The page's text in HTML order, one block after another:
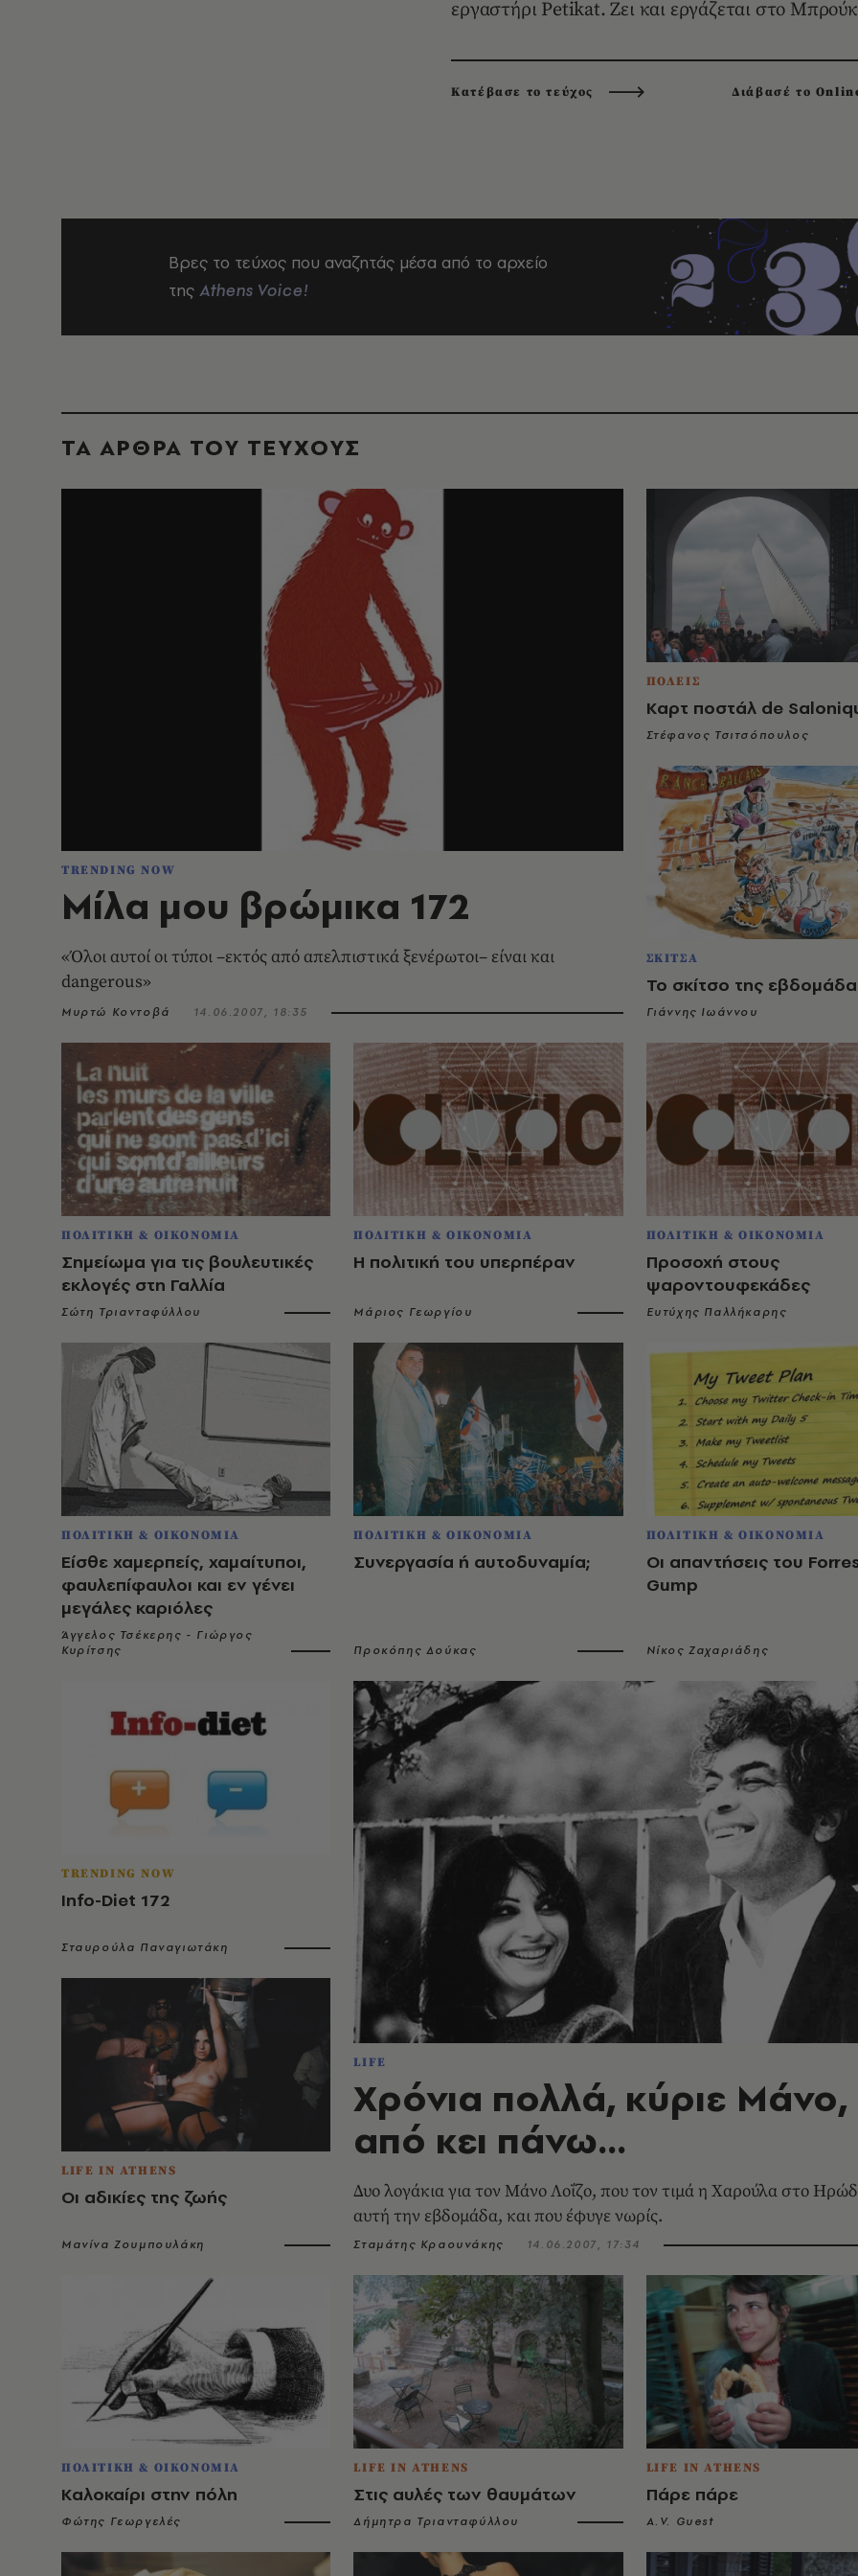
εργαστήρι Petikat. Zει και εργάζεται στο
Κατέβασε το τεύχος Διάβασέ το
Βρες το τεύχος που αναζητάς μέσα από το αρχείο
της Athens Voice!
ΤΑ ΑΡΘΡΑ ΤΟΥ ΤΕΥΧΟΥΣ
TRENDING NOW
Μίλα μου βρώμικα 172
«Όλοι αυτοί οι τύποι –εκτός από απελπιστικά ξενέρωτοι– είναι και
dangerous»
Μυρτώ Κοντοβά 14.06.2007, 18:35
ΠΟΛΕΙΣ
Kαρτ ποστάλ de
Στέφανος Τσιτσόπουλος
ΣΚΙΤΣΑ
Το σκίτσο της
Γιάννης Ιωάννου
ΠΟΛΙΤΙΚΗ & ΟΙΚΟΝΟΜΙΑ
Σημείωμα για τις βουλευτικές
εκλογές στη Γαλλία
Σώτη Τριανταφύλλου
ΠΟΛΙΤΙΚΗ & ΟΙΚΟΝΟΜΙΑ
H πολιτική του υπερπέραν
Μάριος Γεωργίου
ΠΟΛΙΤΙΚΗ & ΟΙΚΟΝΟΜΙΑ
Προσοχή στους
ψαροντουφεκάδες
Ευτύχης Παλλήκαρης
ΠΟΛΙΤΙΚΗ & ΟΙΚΟΝΟΜΙΑ
Eίσθε χαμερπείς, χαμαίτυποι,
φαυλεπίφαυλοι και εν γένει
μεγάλες καριόλες
Άγγελος Τσέκερης - Γιώργος
Κυρίτσης
ΠΟΛΙΤΙΚΗ & ΟΙΚΟΝΟΜΙΑ
Συνεργασία ή αυτοδυναμία;
Προκόπης Δούκας
ΠΟΛΙΤΙΚΗ & ΟΙΚΟΝΟΜΙΑ
Oι απαντήσεις του
Gump
Νίκος Ζαχαριάδης
TRENDING NOW
Info-Diet 172
Σταυρούλα Παναγιωτάκη
LIFE
Xρόνια πολλά, κύριε Mάνο,
από κει πάνω...
Δυο λογάκια για τον Mάνο Λοΐζο, που τον τιμά η Xαρούλα στο
αυτή την εβδομάδα, και που έφυγε νωρίς.
Σταμάτης Κραουνάκης 14.06.2007, 17:34
LIFE IN ATHENS
Οι αδικίες της ζωής
Μανίνα Ζουμπουλάκη
ΠΟΛΙΤΙΚΗ & ΟΙΚΟΝΟΜΙΑ
Kαλοκαίρι στην πόλη
Φώτης Γεωργελές
LIFE IN ATHENS
Στις αυλές των θαυμάτων
Δήμητρα Τριανταφύλλου
LIFE IN ATHENS
Πάρε πάρε
A.V. Guest